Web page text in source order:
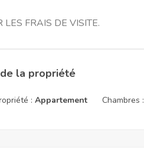
LES FRAIS DE VISITE.
la propriété
: Appartement Chambres :